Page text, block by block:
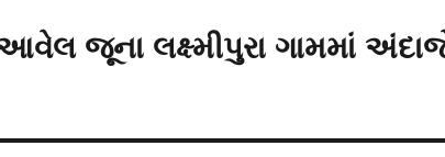
જૂના લક્ષ્મીપુરા ગામમાં